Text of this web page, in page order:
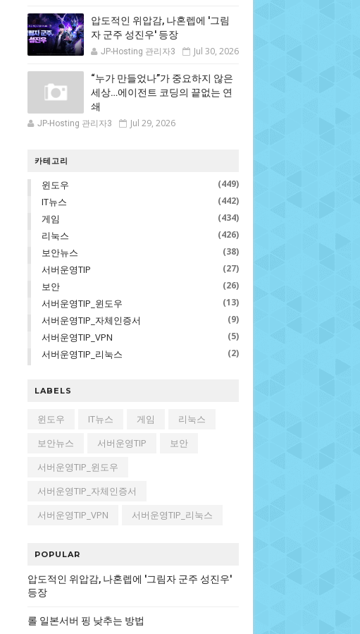
압도적인 위압감, 나혼렙에 '그림
자 군주 성진우' 등장
JP-Hosting 관리자3 Jul 30, 2026
“누가 만들었나”가 중요하지 않은
세상…에이전트 코딩의 끝없는 연
쇄
JP-Hosting 관리자3 Jul 29, 2026
카테고리
윈도우 (449)
IT뉴스 (442)
게임 (434)
리눅스 (426)
보안뉴스 (38)
서버운영TIP (27)
보안 (26)
서버운영TIP_윈도우 (13)
서버운영TIP_자체인증서 (9)
서버운영TIP_VPN (5)
서버운영TIP_리눅스 (2)
LABELS
윈도우 IT뉴스 게임
리눅스
보안뉴스
서버운영TIP
보안
서버운영TIP_윈도우
서버운영TIP_자체인증서
서버운영TIP_VPN
서버운영TIP_리눅스
POPULAR
압도적인 위압감, 나혼렙에 '그림자 군주 성진우'
등장
롤 일본서버 핑 낮추는 방법